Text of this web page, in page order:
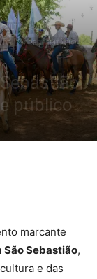
CULTURA
PRES. EPITÁCIO
público
marcante
São Sebastião,
e das